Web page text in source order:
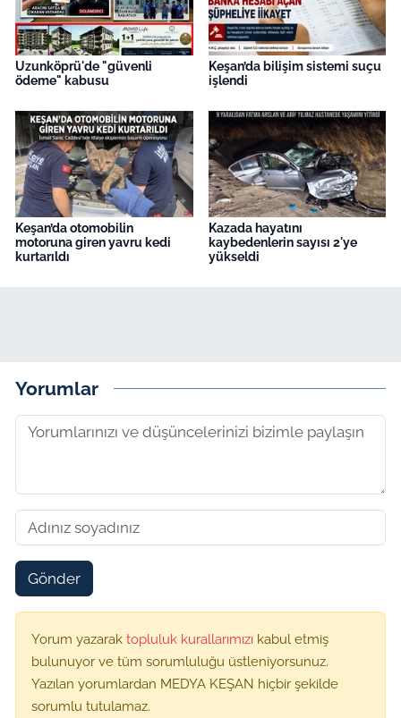
Uzunköprü'de "güvenli
ödeme" kabusu
Keşan’da bilişim sistemi suçu
işlendi
Keşan’da otomobilin
motoruna giren yavru kedi
kurtarıldı
Kazada hayatını
kaybedenlerin sayısı 2'ye
yükseldi
Yorumlar
Gönder
Yorum yazarak topluluk kurallarımızı kabul etmiş
bulunuyor ve tüm sorumluluğu üstleniyorsunuz.
Yazılan yorumlardan MEDYA KEŞAN hiçbir şekilde
sorumlu tutulamaz.
English News
Canlı Maç
Genel-A
Gündem-Eğitim